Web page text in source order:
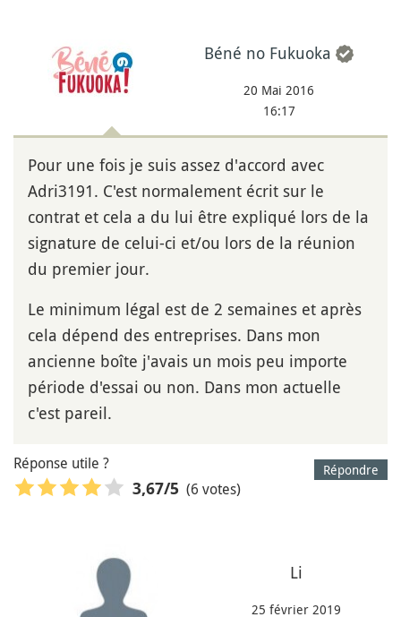
Béné no Fukuoka
20 Mai 2016
16:17
Pour une fois je suis assez d'accord avec
Adri3191. C'est normalement écrit sur le
contrat et cela a du lui être expliqué lors de la
signature de celui-ci et/ou lors de la réunion
du premier jour.
Le minimum légal est de 2 semaines et après
cela dépend des entreprises. Dans mon
ancienne boîte j'avais un mois peu importe
période d'essai ou non. Dans mon actuelle
c'est pareil.
Répondre
Réponse utile ?
3,67/5 (6 votes)
Li
25 février 2019